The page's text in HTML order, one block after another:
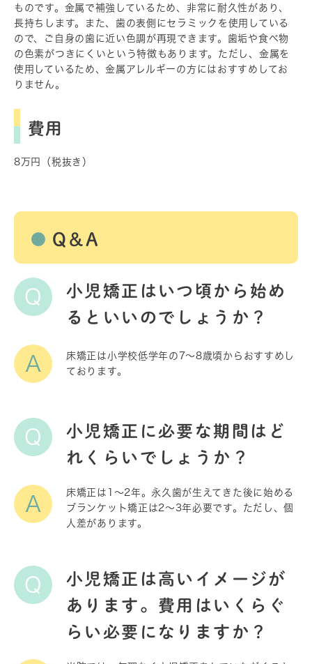
ものです。金属で補強しているため、非常に耐久性があり、
長持ちします。また、歯の表側にセラミックを使用している
ので、ご自身の歯に近い色調が再現できます。歯垢や食べ物
の色素がつきにくいという特徴もあります。ただし、金属を
使用しているため、金属アレルギーの方にはおすすめしてお
りません。
費用
8万円（税抜き）
Q&A
Q
小児矯正はいつ頃から始め
るといいのでしょうか？
A
床矯正は小学校低学年の7〜8歳頃からおすすめし
ております。
Q
小児矯正に必要な期間はど
れくらいでしょうか？
A
床矯正は1〜2年。永久歯が生えてきた後に始める
ブランケット矯正は2〜3年必要です。ただし、個
人差があります。
Q
小児矯正は高いイメージが
あります。費用はいくらぐ
らい必要になりますか？